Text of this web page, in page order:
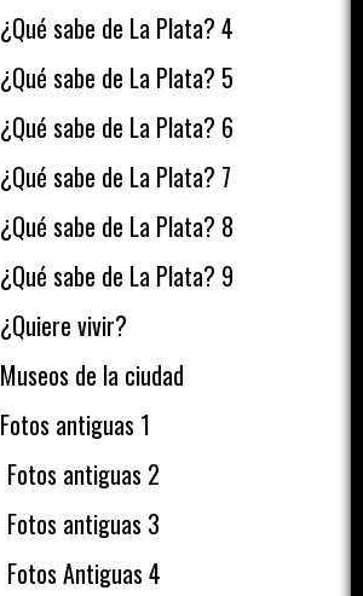
¿Qué sabe de La Plata? 4
¿Qué sabe de La Plata? 5
¿Qué sabe de La Plata? 6
¿Qué sabe de La Plata? 7
¿Qué sabe de La Plata? 8
¿Qué sabe de La Plata? 9
¿Quiere vivir?
Museos de la ciudad
Fotos antiguas 1
Fotos antiguas 2
Fotos antiguas 3
Fotos Antiguas 4